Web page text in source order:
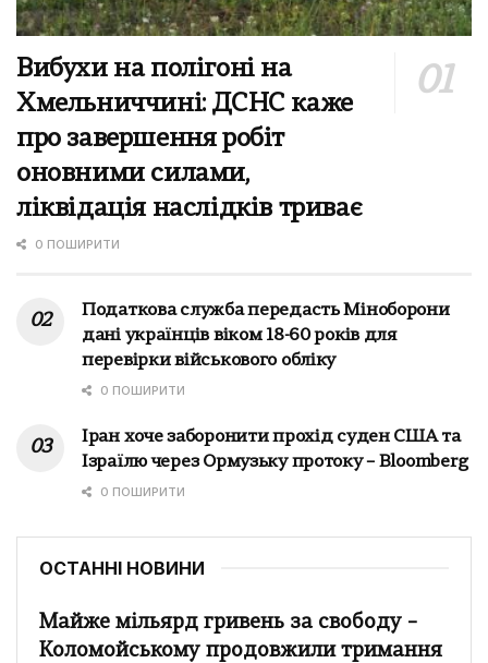
Вибухи на полігоні на
Хмельниччині: ДСНС каже
про завершення робіт
оновними силами,
ліквідація наслідків триває
0 ПОШИРИТИ
Податкова служба передасть Міноборони
дані українців віком 18-60 років для
перевірки військового обліку
0 ПОШИРИТИ
Іран хоче заборонити прохід суден США та
Ізраїлю через Ормузьку протоку – Bloomberg
0 ПОШИРИТИ
ОСТАННІ НОВИНИ
Майже мільярд гривень за свободу –
Коломойському продовжили тримання